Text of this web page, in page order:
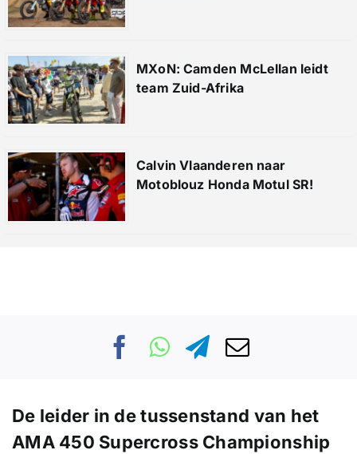
MXoN: Camden McLellan leidt
team Zuid-Afrika
Calvin Vlaanderen naar
Motoblouz Honda Motul SR!
De leider in de tussenstand van het
AMA 450 Supercross Championship